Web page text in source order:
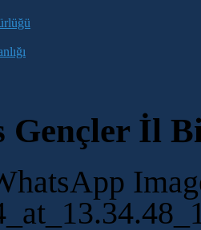
Gençler İl